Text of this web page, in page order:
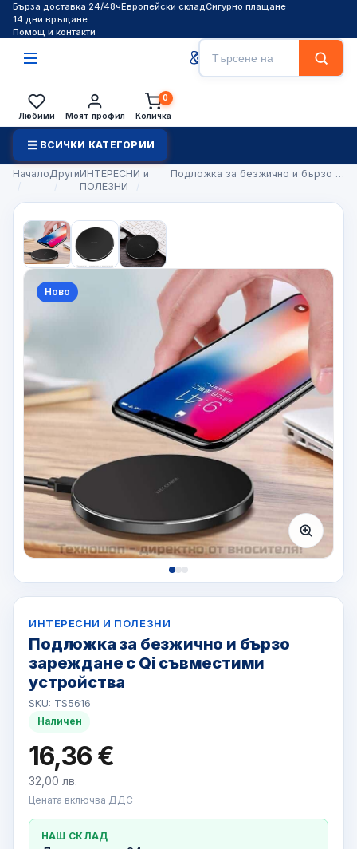
Бърза доставка 24/48чЕвропейски складСигурно плащане
14 дни връщане
Помощ и контакти
Търси
Любими Моят профил Количка
0
ВСИЧКИ КАТЕГОРИИ
НачалоДругиИНТЕРЕСНИ и
ПОЛЕЗНИ
Подложка за безжично и бързо …
Ново
ИНТЕРЕСНИ И ПОЛЕЗНИ
Подложка за безжично и бързо
зареждане с Qi съвместими
устройства
SKU: TS5616
Наличен
16,36 €
32,00 лв.
Цената включва ДДС
НАШ СКЛАД